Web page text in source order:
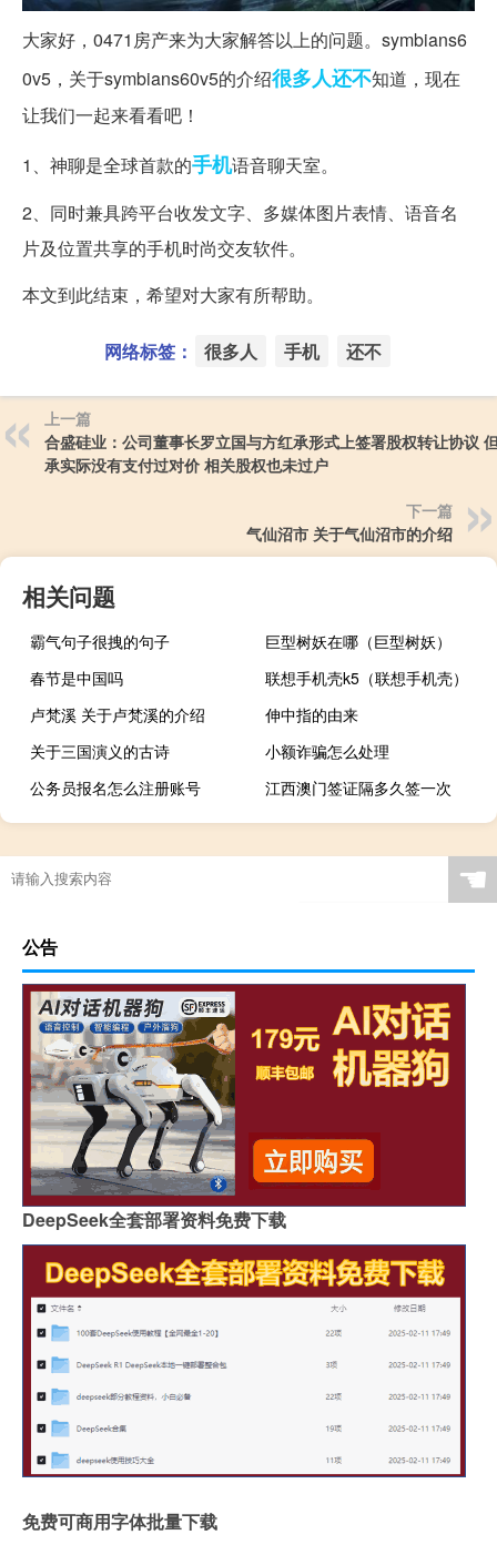
大家好，0471房产来为大家解答以上的问题。symbians6
0v5，关于symbians60v5的介绍很多人还不知道，现在
让我们一起来看看吧！
1、神聊是全球首款的手机语音聊天室。
2、同时兼具跨平台收发文字、多媒体图片表情、语音名
片及位置共享的手机时尚交友软件。
本文到此结束，希望对大家有所帮助。
网络标签： 很多人 手机 还不
上一篇
合盛硅业：公司董事长罗立国与方红承形式上签署股权转让协议
承实际没有支付过对价 相关股权也未过户
下一篇
气仙沼市 关于气仙沼市的介绍
相关问题
霸气句子很拽的句子
巨型树妖在哪（巨型树妖）
春节是中国吗
联想手机壳k5（联想手机壳）
卢梵溪 关于卢梵溪的介绍
伸中指的由来
关于三国演义的古诗
小额诈骗怎么处理
公务员报名怎么注册账号
江西澳门签证隔多久签一次
☚
公告
DeepSeek全套部署资料免费下载
免费可商用字体批量下载